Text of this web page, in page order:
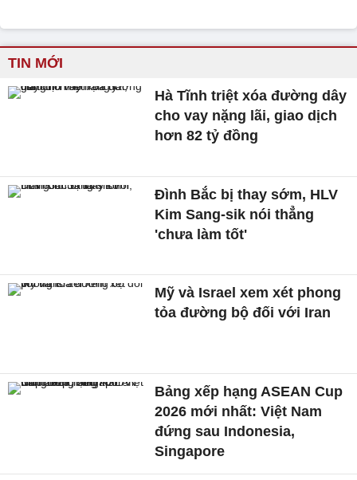
TIN MỚI
Hà Tĩnh triệt xóa đường dây
cho vay nặng lãi, giao dịch
hơn 82 tỷ đồng
Đình Bắc bị thay sớm, HLV
Kim Sang-sik nói thẳng
'chưa làm tốt'
Mỹ và Israel xem xét phong
tỏa đường bộ đối với Iran
Bảng xếp hạng ASEAN Cup
2026 mới nhất: Việt Nam
đứng sau Indonesia,
Singapore